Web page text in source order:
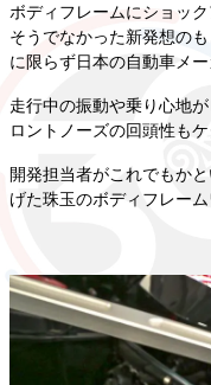
ボディフレームにショッ
そうでなかった新発想の
に限らず日本の自動車メ
走行中の振動や乗り心地
ロントノーズの回頭性も
開発担当者がこれでもか
げた珠玉のボディフレー